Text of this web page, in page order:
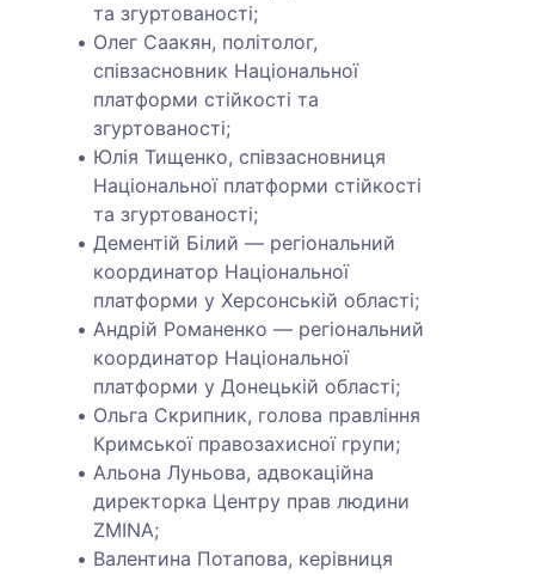
та згуртованості;
Олег Саакян, політолог,
співзасновник Національної
платформи стійкості та
згуртованості;
Юлія Тищенко, співзасновниця
Національної платформи стійкості
та згуртованості;
Дементій Білий — регіональний
координатор Національної
платформи у Херсонській області;
Андрій Романенко — регіональний
координатор Національної
платформи у Донецькій області;
Ольга Скрипник, голова правління
Кримської правозахисної групи;
Альона Луньова, адвокаційна
директорка Центру прав людини
ZMINA;
Валентина Потапова, керівниця